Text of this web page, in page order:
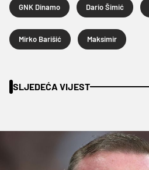
GNK Dinamo Dario Šimić
Mirko Barišić Maksimir
SLJEDEĆA VIJEST